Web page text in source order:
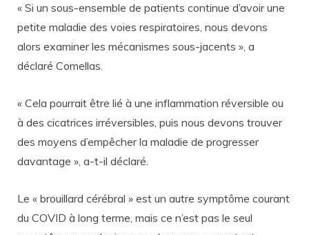
« Si un sous-ensemble de patients continue d’avoir une
petite maladie des voies respiratoires, nous devons
alors examiner les mécanismes sous-jacents », a
déclaré Comellas.
« Cela pourrait être lié à une inflammation réversible ou
à des cicatrices irréversibles, puis nous devons trouver
des moyens d’empêcher la maladie de progresser
davantage », a-t-il déclaré.
Le « brouillard cérébral » est un autre symptôme courant
du COVID à long terme, mais ce n’est pas le seul